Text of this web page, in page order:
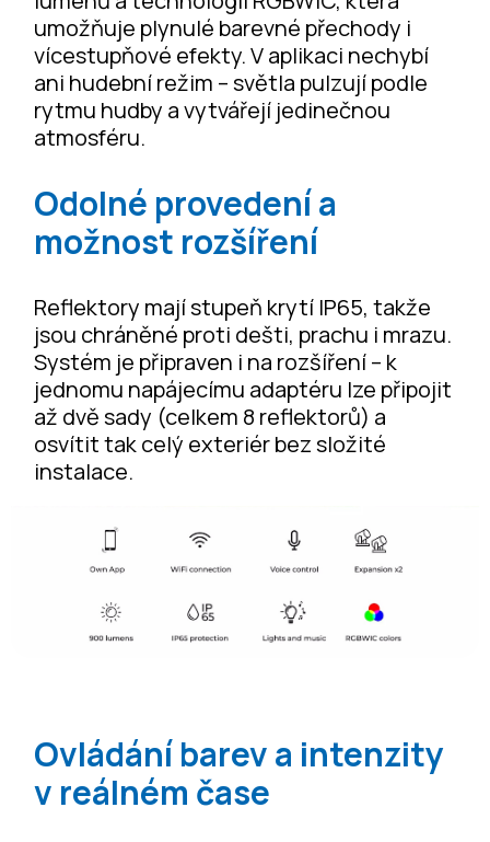
umožňuje plynulé barevné přechody i
vícestupňové efekty. V aplikaci nechybí
ani hudební režim – světla pulzují podle
rytmu hudby a vytvářejí jedinečnou
atmosféru.
Odolné provedení a
možnost rozšíření
Reflektory mají stupeň krytí IP65, takže
jsou chráněné proti dešti, prachu i mrazu.
Systém je připraven i na rozšíření – k
jednomu napájecímu adaptéru lze připojit
až dvě sady (celkem 8 reflektorů) a
osvítit tak celý exteriér bez složité
instalace.
Ovládání barev a intenzity
v reálném čase